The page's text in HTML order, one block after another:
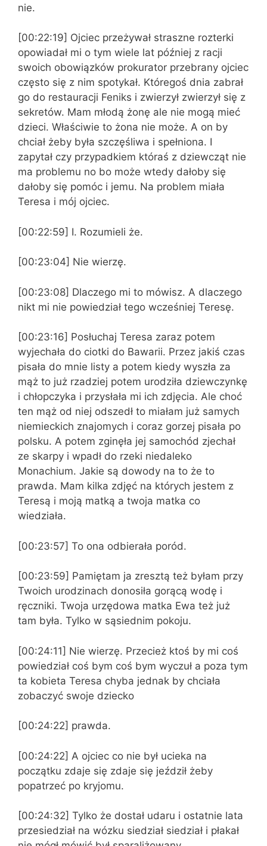
nie.
[00:22:19] Ojciec przeżywał straszne rozterki
opowiadał mi o tym wiele lat później z racji
swoich obowiązków prokurator przebrany ojciec
często się z nim spotykał. Któregoś dnia zabrał
go do restauracji Feniks i zwierzył zwierzył się z
sekretów. Mam młodą żonę ale nie mogą mieć
dzieci. Właściwie to żona nie może. A on by
chciał żeby była szczęśliwa i spełniona. I
zapytał czy przypadkiem któraś z dziewcząt nie
ma problemu no bo może wtedy dałoby się
dałoby się pomóc i jemu. Na problem miała
Teresa i mój ojciec.
[00:22:59] I. Rozumieli że.
[00:23:04] Nie wierzę.
[00:23:08] Dlaczego mi to mówisz. A dlaczego
nikt mi nie powiedział tego wcześniej Teresę.
[00:23:16] Posłuchaj Teresa zaraz potem
wyjechała do ciotki do Bawarii. Przez jakiś czas
pisała do mnie listy a potem kiedy wyszła za
mąż to już rzadziej potem urodziła dziewczynkę
i chłopczyka i przysłała mi ich zdjęcia. Ale choć
ten mąż od niej odszedł to miałam już samych
niemieckich znajomych i coraz gorzej pisała po
polsku. A potem zginęła jej samochód zjechał
ze skarpy i wpadł do rzeki niedaleko
Monachium. Jakie są dowody na to że to
prawda. Mam kilka zdjęć na których jestem z
Teresą i moją matką a twoja matka co
wiedziała.
[00:23:57] To ona odbierała poród.
[00:23:59] Pamiętam ja zresztą też byłam przy
Twoich urodzinach donosiła gorącą wodę i
ręczniki. Twoja urzędowa matka Ewa też już
tam była. Tylko w sąsiednim pokoju.
[00:24:11] Nie wierzę. Przecież ktoś by mi coś
powiedział coś bym coś bym wyczuł a poza tym
ta kobieta Teresa chyba jednak by chciała
zobaczyć swoje dziecko
[00:24:22] prawda.
[00:24:22] A ojciec co nie był ucieka na
początku zdaje się zdaje się jeździł żeby
popatrzeć po kryjomu.
[00:24:32] Tylko że dostał udaru i ostatnie lata
przesiedział na wózku siedział siedział i płakał